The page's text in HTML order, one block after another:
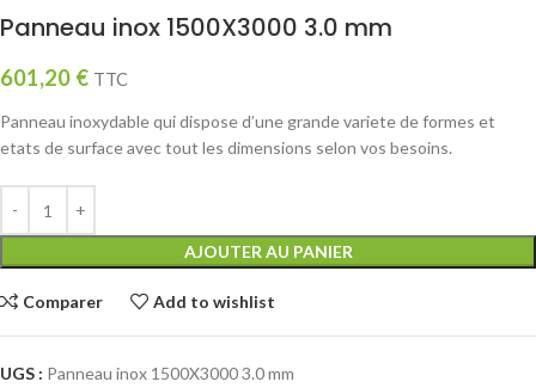
Panneau inox 1500X3000 3.0 mm
601,20 € TTC
Panneau inoxydable qui dispose d’une grande variete de formes et
etats de surface avec tout les dimensions selon vos besoins.
AJOUTER AU PANIER
Comparer Add to wishlist
UGS : Panneau inox 1500X3000 3.0 mm